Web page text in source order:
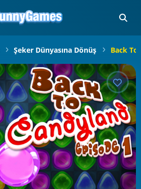
Şeker Dünyasına Dönüş Back To